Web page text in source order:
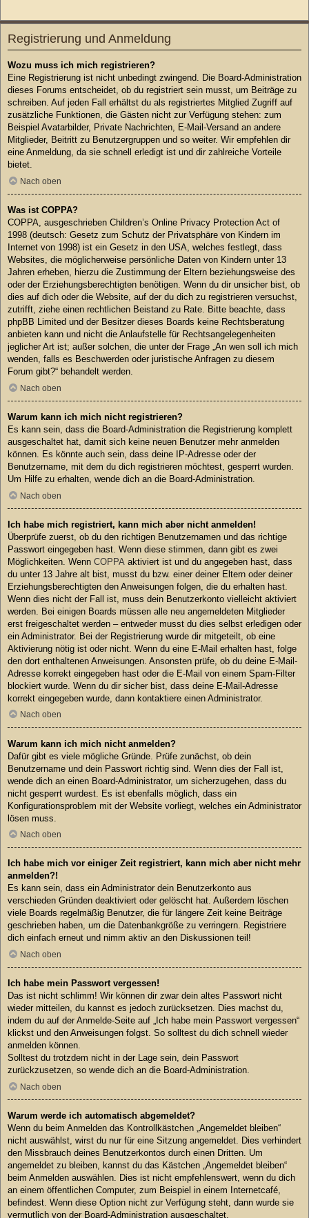
Registrierung und Anmeldung
Wozu muss ich mich registrieren?
Eine Registrierung ist nicht unbedingt zwingend. Die Board-Administration
dieses Forums entscheidet, ob du registriert sein musst, um Beiträge zu
schreiben. Auf jeden Fall erhältst du als registriertes Mitglied Zugriff auf
zusätzliche Funktionen, die Gästen nicht zur Verfügung stehen: zum
Beispiel Avatarbilder, Private Nachrichten, E-Mail-Versand an andere
Mitglieder, Beitritt zu Benutzergruppen und so weiter. Wir empfehlen dir
eine Anmeldung, da sie schnell erledigt ist und dir zahlreiche Vorteile
bietet.
Nach oben
Was ist COPPA?
COPPA, ausgeschrieben Children’s Online Privacy Protection Act of
1998 (deutsch: Gesetz zum Schutz der Privatsphäre von Kindern im
Internet von 1998) ist ein Gesetz in den USA, welches festlegt, dass
Websites, die möglicherweise persönliche Daten von Kindern unter 13
Jahren erheben, hierzu die Zustimmung der Eltern beziehungsweise des
oder der Erziehungsberechtigten benötigen. Wenn du dir unsicher bist, ob
dies auf dich oder die Website, auf der du dich zu registrieren versuchst,
zutrifft, ziehe einen rechtlichen Beistand zu Rate. Bitte beachte, dass
phpBB Limited und der Besitzer dieses Boards keine Rechtsberatung
anbieten kann und nicht die Anlaufstelle für Rechtsangelegenheiten
jeglicher Art ist; außer solchen, die unter der Frage „An wen soll ich mich
wenden, falls es Beschwerden oder juristische Anfragen zu diesem
Forum gibt?“ behandelt werden.
Nach oben
Warum kann ich mich nicht registrieren?
Es kann sein, dass die Board-Administration die Registrierung komplett
ausgeschaltet hat, damit sich keine neuen Benutzer mehr anmelden
können. Es könnte auch sein, dass deine IP-Adresse oder der
Benutzername, mit dem du dich registrieren möchtest, gesperrt wurden.
Um Hilfe zu erhalten, wende dich an die Board-Administration.
Nach oben
Ich habe mich registriert, kann mich aber nicht anmelden!
Überprüfe zuerst, ob du den richtigen Benutzernamen und das richtige
Passwort eingegeben hast. Wenn diese stimmen, dann gibt es zwei
Möglichkeiten. Wenn COPPA aktiviert ist und du angegeben hast, dass
du unter 13 Jahre alt bist, musst du bzw. einer deiner Eltern oder deiner
Erziehungsberechtigten den Anweisungen folgen, die du erhalten hast.
Wenn dies nicht der Fall ist, muss dein Benutzerkonto vielleicht aktiviert
werden. Bei einigen Boards müssen alle neu angemeldeten Mitglieder
erst freigeschaltet werden – entweder musst du dies selbst erledigen oder
ein Administrator. Bei der Registrierung wurde dir mitgeteilt, ob eine
Aktivierung nötig ist oder nicht. Wenn du eine E-Mail erhalten hast, folge
den dort enthaltenen Anweisungen. Ansonsten prüfe, ob du deine E-Mail-
Adresse korrekt eingegeben hast oder die E-Mail von einem Spam-Filter
blockiert wurde. Wenn du dir sicher bist, dass deine E-Mail-Adresse
korrekt eingegeben wurde, dann kontaktiere einen Administrator.
Nach oben
Warum kann ich mich nicht anmelden?
Dafür gibt es viele mögliche Gründe. Prüfe zunächst, ob dein
Benutzername und dein Passwort richtig sind. Wenn dies der Fall ist,
wende dich an einen Board-Administrator, um sicherzugehen, dass du
nicht gesperrt wurdest. Es ist ebenfalls möglich, dass ein
Konfigurationsproblem mit der Website vorliegt, welches ein Administrator
lösen muss.
Nach oben
Ich habe mich vor einiger Zeit registriert, kann mich aber nicht mehr
anmelden?!
Es kann sein, dass ein Administrator dein Benutzerkonto aus
verschieden Gründen deaktiviert oder gelöscht hat. Außerdem löschen
viele Boards regelmäßig Benutzer, die für längere Zeit keine Beiträge
geschrieben haben, um die Datenbankgröße zu verringern. Registriere
dich einfach erneut und nimm aktiv an den Diskussionen teil!
Nach oben
Ich habe mein Passwort vergessen!
Das ist nicht schlimm! Wir können dir zwar dein altes Passwort nicht
wieder mitteilen, du kannst es jedoch zurücksetzen. Dies machst du,
indem du auf der Anmelde-Seite auf „Ich habe mein Passwort vergessen“
klickst und den Anweisungen folgst. So solltest du dich schnell wieder
anmelden können.
Solltest du trotzdem nicht in der Lage sein, dein Passwort
zurückzusetzen, so wende dich an die Board-Administration.
Nach oben
Warum werde ich automatisch abgemeldet?
Wenn du beim Anmelden das Kontrollkästchen „Angemeldet bleiben“
nicht auswählst, wirst du nur für eine Sitzung angemeldet. Dies verhindert
den Missbrauch deines Benutzerkontos durch einen Dritten. Um
angemeldet zu bleiben, kannst du das Kästchen „Angemeldet bleiben“
beim Anmelden auswählen. Dies ist nicht empfehlenswert, wenn du dich
an einem öffentlichen Computer, zum Beispiel in einem Internetcafé,
befindest. Wenn diese Option nicht zur Verfügung steht, dann wurde sie
vermutlich von der Board-Administration ausgeschaltet.